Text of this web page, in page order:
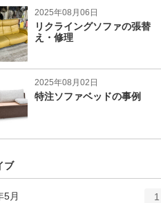
2025年08月06日
リクライングソファの張替
え・修理
2025年08月02日
特注ソファベッドの事例
ブ
5月 1